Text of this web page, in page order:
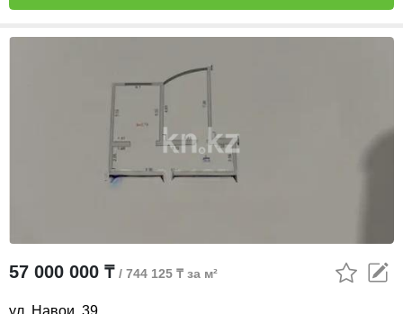
57 000 000 ₸ / 744 125 ₸ за м²
ул. Навои, 39